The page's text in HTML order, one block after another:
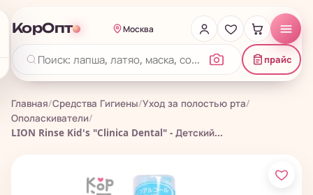
КорОпт Москва
прайс
Главная/Средства Гигиены/Уход за полостью рта/
Ополаскиватели/
LION Rinse Kid's "Clinica Dental" - Детский...